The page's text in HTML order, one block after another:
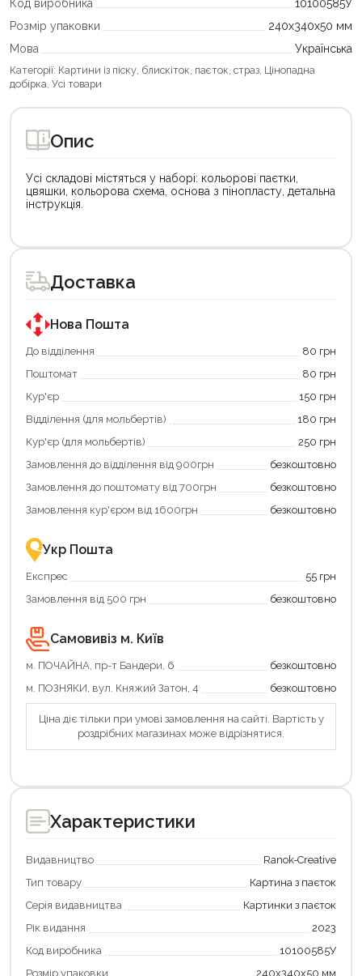
Код виробника
10100585У
Розмір упаковки
240х340х50 мм
Мова
Українська
Категорії: Картини із піску, блискіток, паєток, страз Цінопадна
добірка Усі товари
Опис
Усі складові містяться у наборі: кольорові паєтки,
цвяшки, кольорова схема, основа з пінопласту, детальна
інструкція.
Доставка
Нова Пошта
До відділення
80 грн
Поштомат
80 грн
Кур'єр
150 грн
Відділення (для мольбертів)
180 грн
Кур'єр (для мольбертів)
250 грн
Замовлення до відділення від 900грн
безкоштовно
Замовлення до поштомату від 700грн
безкоштовно
Замовлення кур'єром від 1600грн
безкоштовно
Укр Пошта
Експрес
55 грн
Замовлення від 500 грн
безкоштовно
Самовивіз м. Київ
м. ПОЧАЙНА, пр-т Бандери, 6
безкоштовно
м. ПОЗНЯКИ, вул. Княжий Затон, 4
безкоштовно
Ціна діє тільки при умові замовлення на сайті. Вартість у
роздрібних магазинах може відрізнятися.
Характеристики
Видавництво
Ranok-Creative
Тип товару
Картина з паєток
Серія видавництва
Картинки з паєток
Рік видання
2023
Код виробника
10100585У
Розмір упаковки
240х340х50 мм